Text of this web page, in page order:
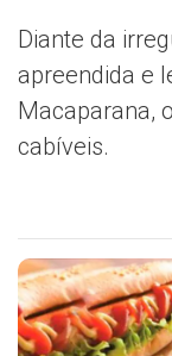
Diante da
apreendida e
Macaparana,
cabíveis.